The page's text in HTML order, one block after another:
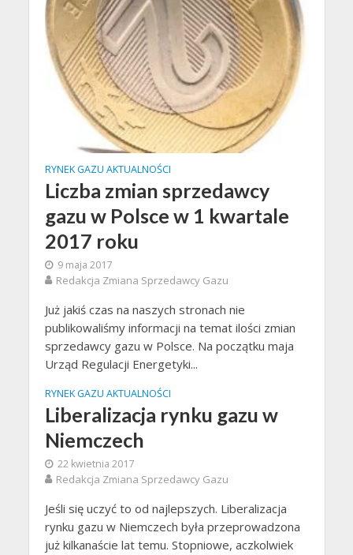
RYNEK GAZU AKTUALNOŚCI
Liczba zmian sprzedawcy
gazu w Polsce w 1 kwartale
2017 roku
9 maja 2017
Redakcja Zmiana Sprzedawcy Gazu
Już jakiś czas na naszych stronach nie
publikowaliśmy informacji na temat ilości zmian
sprzedawcy gazu w Polsce. Na początku maja
Urząd Regulacji Energetyki...
RYNEK GAZU AKTUALNOŚCI
Liberalizacja rynku gazu w
Niemczech
22 kwietnia 2017
Redakcja Zmiana Sprzedawcy Gazu
Jeśli się uczyć to od najlepszych. Liberalizacja
rynku gazu w Niemczech była przeprowadzona
już kilkanaście lat temu. Stopniowe, aczkolwiek